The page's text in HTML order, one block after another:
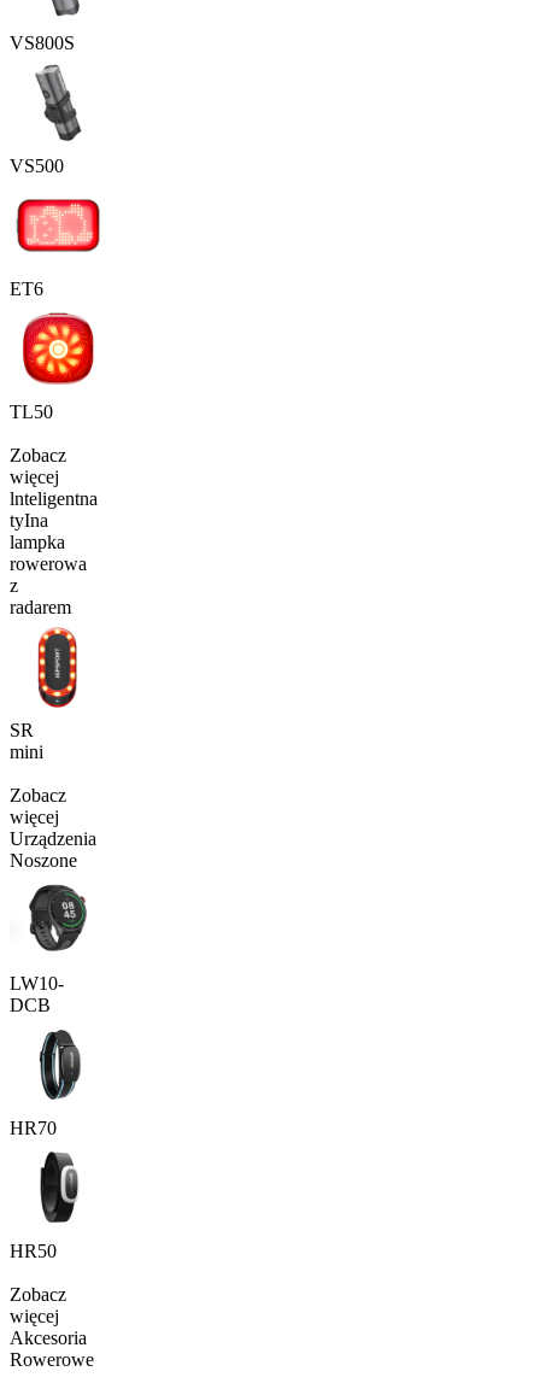
VS800S
VS500
ET6
TL50
Zobacz
więcej
lnteligentna
tyIna
lampka
rowerowa
z
radarem
SR
mini
Zobacz
więcej
Urządzenia
Noszone
LW10-
DCB
HR70
HR50
Zobacz
więcej
Akcesoria
Rowerowe